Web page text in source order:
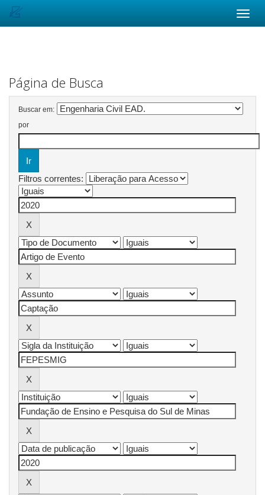
Página de Busca
Buscar em:
por
Filtros correntes: